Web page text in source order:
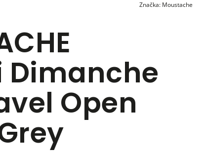
Dimanche
Open
Značka: Moustache